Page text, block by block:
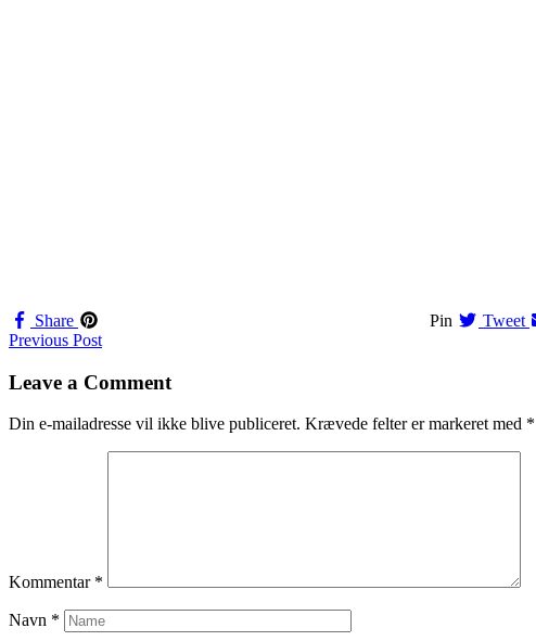
Share Pin Tweet
Navigation
til
Previous Post
Leave a Comment
Din e-mailadresse vil ikke blive publiceret. Krævede felter er markeret med *
Kommentar *
Navn *